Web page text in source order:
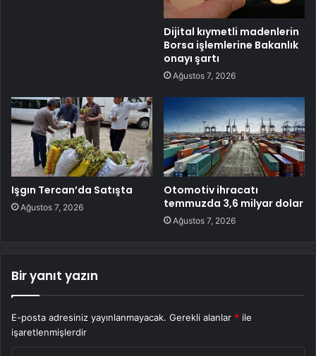
Dijital kıymetli madenlerin
Borsa işlemlerine Bakanlık
onayı şartı
Ağustos 7, 2026
Işgın Tercan’da Satışta
Ağustos 7, 2026
Otomotiv ihracatı
temmuzda 3,6 milyar dolar
Ağustos 7, 2026
Bir yanıt yazın
E-posta adresiniz yayınlanmayacak. Gerekli alanlar * ile
işaretlenmişlerdir